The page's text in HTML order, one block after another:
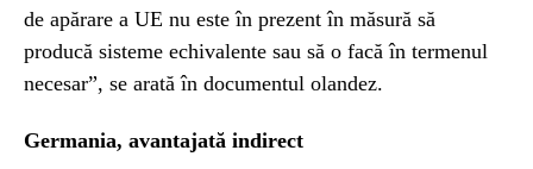
de apărare a UE nu este în prezent în măsură să
producă sisteme echivalente sau să o facă în termenul
necesar”, se arată în documentul olandez.
Germania, avantajată indirect